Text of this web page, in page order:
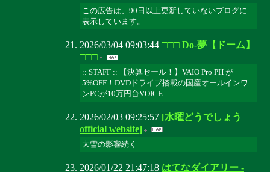
この広告は、90日以上更新していないブログに
表示しています。
2026/03/04 09:03:44 □□□ Do-夢【ドーム】
□□□
:: STAFF :: 【決算セール！】VAIO Pro PH が
5%OFF！DVDドライブ搭載の国産オールインワ
ンPCが10万円台VOICE
2026/02/03 09:25:57 [水曜どうでしょう
official website]
大雪の影響続く
2026/01/22 21:47:18 はてなダイアリー -